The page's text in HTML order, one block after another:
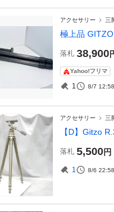
アクセサリー 三
極上品
落札 38,900
Yahoo!フリマ
1 8/7 12:58
アクセサリー 三
【D】Gitzo
落札 5,500円
1 8/6 22:58